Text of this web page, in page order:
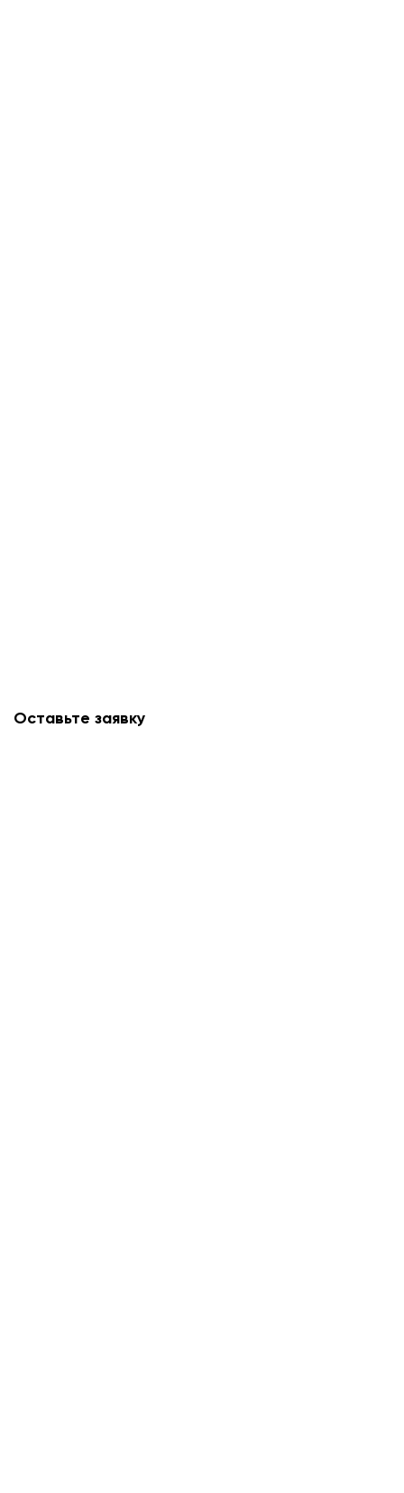
Оставьте заявку